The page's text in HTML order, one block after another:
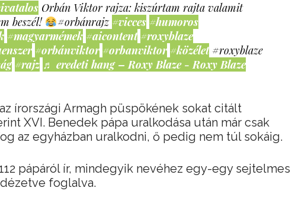
Orbán Viktor rajza: kiszúrtam rajta valamit
beszél!
#orbánrajz #vicces #humoros
#magyarmémek #aicontent #roxyblaze
#orbánviktor #orbanviktor #közélet #roxyblaze
#rajz ♬ eredeti hang – Roxy Blaze - Roxy Blaze
írországi Armagh püspökének sokat citált
XVI. Benedek pápa uralkodása után már csak
az egyházban uralkodni, ő pedig nem túl sokáig.
pápáról ír, mindegyik nevéhez egy-egy sejtelmes
foglalva.